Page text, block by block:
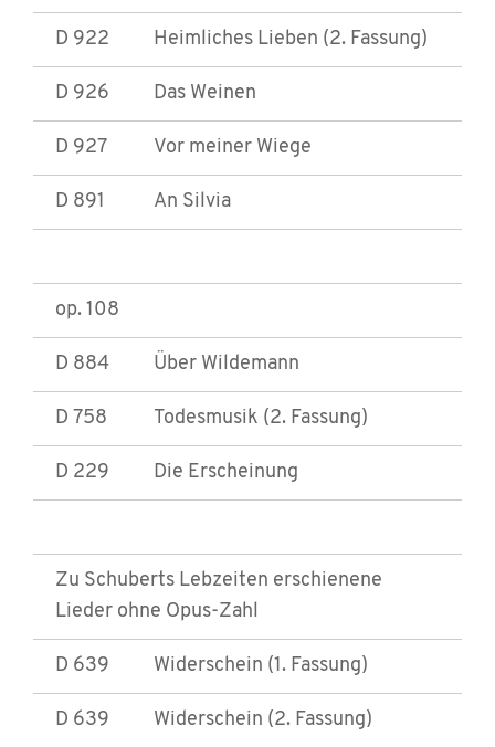
D 922 Heimliches Lieben (2. Fassung)
D 926 Das Weinen
D 927 Vor meiner Wiege
D 891 An Silvia
op. 108
D 884 Über Wildemann
D 758 Todesmusik (2. Fassung)
D 229 Die Erscheinung
Zu Schuberts Lebzeiten erschienene
Lieder ohne Opus-Zahl
D 639 Widerschein (1. Fassung)
D 639 Widerschein (2. Fassung)